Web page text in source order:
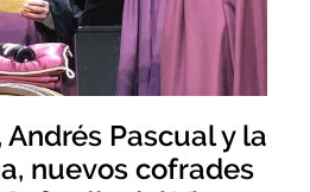
Pascual y la
nuevos cofrades